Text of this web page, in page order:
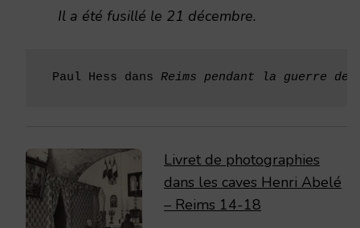
Il a été fusillé le 21 décembre.
Paul Hess dans Reims pendant la guerre de
Livret de photographies
dans les caves Henri Abelé
– Reims 14-18